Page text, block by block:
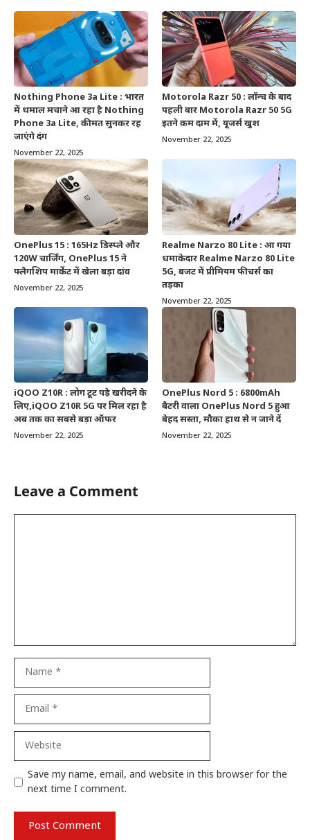
Nothing Phone 3a Lite : भारत
में धमाल मचाने आ रहा है Nothing
Phone 3a Lite, कीमत सुनकर रह
जाएंगे दंग
November 22, 2025
Motorola Razr 50 : लॉन्च के बाद
पहली बार Motorola Razr 50 5G
इतने कम दाम में, यूजर्स खुश
November 22, 2025
OnePlus 15 : 165Hz डिस्प्ले और
120W चार्जिंग, OnePlus 15 ने
फ्लैगशिप मार्केट में खेला बड़ा दांव
November 22, 2025
Realme Narzo 80 Lite : आ गया
धमाकेदार Realme Narzo 80 Lite
5G, बजट में प्रीमियम फीचर्स का
तड़का
November 22, 2025
iQOO Z10R : लोग टूट पड़े खरीदने के
लिए,iQOO Z10R 5G पर मिल रहा है
अब तक का सबसे बड़ा ऑफर
November 22, 2025
OnePlus Nord 5 : 6800mAh
बैटरी वाला OnePlus Nord 5 हुआ
बेहद सस्ता, मौका हाथ से न जाने दें
November 22, 2025
Leave a Comment
Save my name, email, and website in this browser for the
next time I comment.